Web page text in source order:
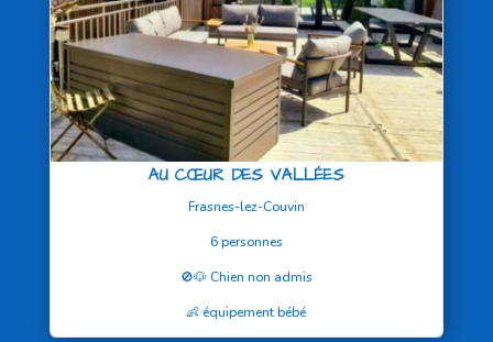
AU CŒUR DES VALLÉES
Frasnes-lez-Couvin
6 personnes
🚫🐶 Chien non admis
👶 équipement bébé